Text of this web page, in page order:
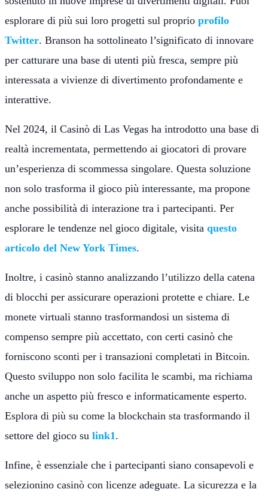
esplorare di più sui loro progetti sul proprio profilo
Twitter. Branson ha sottolineato l’significato di innovare
per catturare una base di utenti più fresca, sempre più
interessata a vivienze di divertimento profondamente e
interattive.
Nel 2024, il Casinò di Las Vegas ha introdotto una base di
realtà incrementata, permettendo ai giocatori di provare
un’esperienza di scommessa singolare. Questa soluzione
non solo trasforma il gioco più interessante, ma propone
anche possibilità di interazione tra i partecipanti. Per
esplorare le tendenze nel gioco digitale, visita questo
articolo del New York Times.
Inoltre, i casinò stanno analizzando l’utilizzo della catena
di blocchi per assicurare operazioni protette e chiare. Le
monete virtuali stanno trasformandosi un sistema di
compenso sempre più accettato, con certi casinò che
forniscono sconti per i transazioni completati in Bitcoin.
Questo sviluppo non solo facilita le scambi, ma richiama
anche un aspetto più fresco e informaticamente esperto.
Esplora di più su come la blockchain sta trasformando il
settore del gioco su link1.
Infine, è essenziale che i partecipanti siano consapevoli e
selezionino casinò con licenze adeguate. La sicurezza e la